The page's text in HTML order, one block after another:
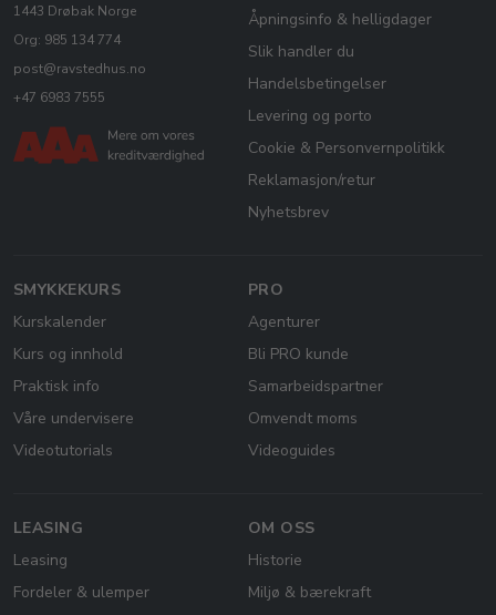
1443 Drøbak Norge
Org: 985 134 774
post@ravstedhus.no
+47 6983 7555
Åpningsinfo & helligdager
Slik handler du
Handelsbetingelser
Levering og porto
Cookie & Personvernpolitikk
Reklamasjon/retur
Nyhetsbrev
SMYKKEKURS
Kurskalender
Kurs og innhold
Praktisk info
Våre undervisere
Videotutorials
PRO
Agenturer
Bli PRO kunde
Samarbeidspartner
Omvendt moms
Videoguides
LEASING
Leasing
Fordeler & ulemper
OM OSS
Historie
Miljø & bærekraft